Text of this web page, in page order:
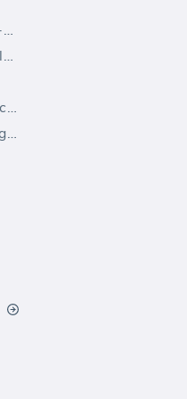
Suivi de classement de mots-clés
Envoyer des données à Google Sheets
Portail client en marque blanche
Envoyer des données vers BigQuery